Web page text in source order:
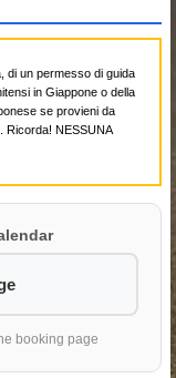
di un permesso di guida
in Giappone o della
se provieni da
Ricorda! NESSUNA
booking page